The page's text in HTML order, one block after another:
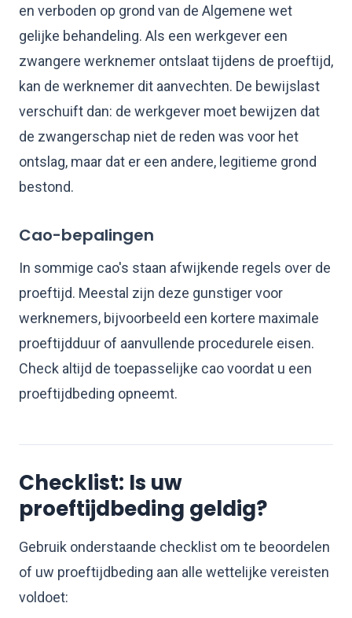
en verboden op grond van de Algemene wet
gelijke behandeling. Als een werkgever een
zwangere werknemer ontslaat tijdens de proeftijd,
kan de werknemer dit aanvechten. De bewijslast
verschuift dan: de werkgever moet bewijzen dat
de zwangerschap niet de reden was voor het
ontslag, maar dat er een andere, legitieme grond
bestond.
Cao-bepalingen
In sommige cao's staan afwijkende regels over de
proeftijd. Meestal zijn deze gunstiger voor
werknemers, bijvoorbeeld een kortere maximale
proeftijdduur of aanvullende procedurele eisen.
Check altijd de toepasselijke cao voordat u een
proeftijdbeding opneemt.
Checklist: Is uw
proeftijdbeding geldig?
Gebruik onderstaande checklist om te beoordelen
of uw proeftijdbeding aan alle wettelijke vereisten
voldoet: